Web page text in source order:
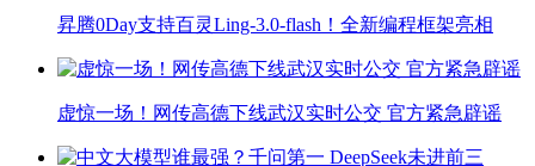
昇腾0Day支持百灵Ling-3.0-flash！全新编程框架亮相
虚惊一场！网传高德下线武汉实时公交 官方紧急辟谣